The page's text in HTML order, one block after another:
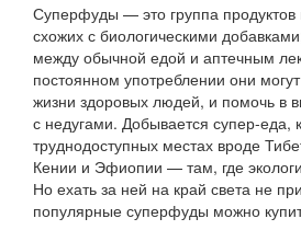
Суперфуды — это группа продуктов
схожих с биологическими
между обычной едой и аптечным
постоянном употреблении они
жизни здоровых людей, и помочь в
с недугами. Добывается супер-еда,
труднодоступных местах вроде
Кении и Эфиопии — там, где
Но ехать за ней на край света не
популярные суперфуды можно